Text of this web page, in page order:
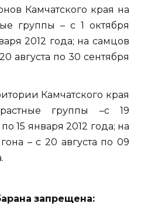
Камчатского края на
группы – с 1 октября
2012 года; на самцов
августа по 30 сентября
Камчатского края
группы –с 19
15 января 2012 года; на
– с 20 августа по 09
запрещена: